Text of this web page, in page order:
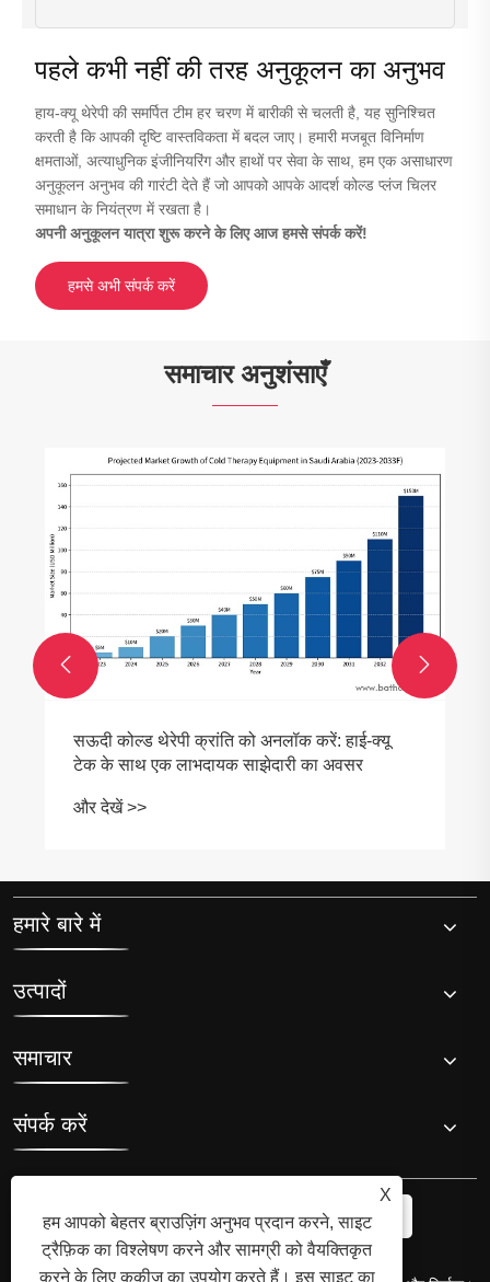
पहले कभी नहीं की तरह अनुकूलन का अनुभव
हाय-क्यू थेरेपी की समर्पित टीम हर चरण में बारीकी से चलती है, यह सुनिश्चित
करती है कि आपकी दृष्टि वास्तविकता में बदल जाए। हमारी मजबूत विनिर्माण
क्षमताओं, अत्याधुनिक इंजीनियरिंग और हाथों पर सेवा के साथ, हम एक असाधारण
अनुकूलन अनुभव की गारंटी देते हैं जो आपको आपके आदर्श कोल्ड प्लंज चिलर
समाधान के नियंत्रण में रखता है।
अपनी अनुकूलन यात्रा शुरू करने के लिए आज हमसे संपर्क करें!
हमसे अभी संपर्क करें
समाचार अनुशंसाएँ
सऊदी कोल्ड थेरेपी क्रांति को अनलॉक करें: हाई-क्यू
टेक के साथ एक लाभदायक साझेदारी का अवसर
और देखें >>
 
हमारे बारे में
उत्पादों
समाचार
संपर्क करें
X
हम आपको बेहतर ब्राउज़िंग अनुभव प्रदान करने, साइट
ट्रैफ़िक का विश्लेषण करने और सामग्री को वैयक्तिकृत
करने के लिए कुकीज़ का उपयोग करते हैं। इस साइट का